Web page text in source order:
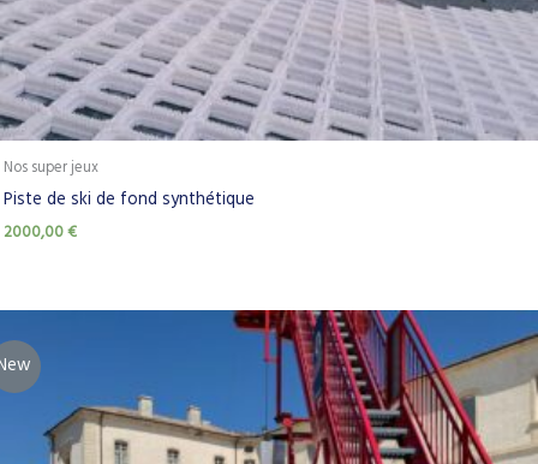
Nos super jeux
Piste de ski de fond synthétique
2000,00€